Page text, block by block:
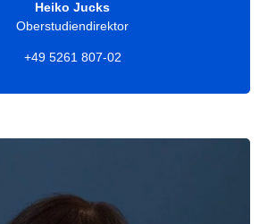
Heiko Jucks
Oberstudiendirektor
+49 5261 807-02